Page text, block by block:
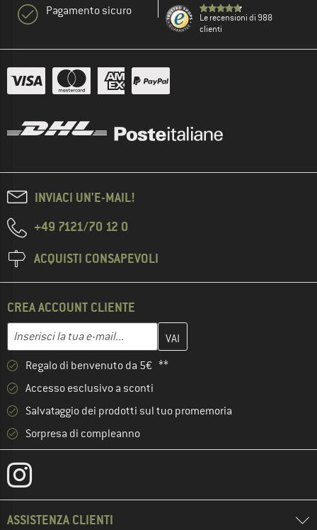
Pagamento sicuro
Le recensioni di 988
clienti
INVIACI UN'E-MAIL!
+49 7121/70 12 0
ACQUISTI CONSAPEVOLI
CREA ACCOUNT CLIENTE
Indirizzo e-mail
Inserisci qui il tuo indirizzo e-mail e crea il tuo account cliente
Regalo di benvenuto da 5€ **
Accesso esclusivo a sconti
Salvataggio dei prodotti sul tuo promemoria
Sorpresa di compleanno
ASSISTENZA CLIENTI